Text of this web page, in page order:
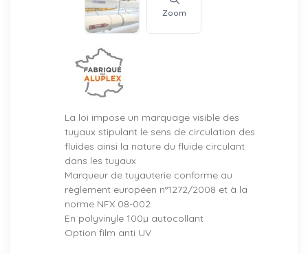
Zoom
La loi impose un marquage visible des
tuyaux stipulant le sens de circulation des
fluides ainsi la nature du fluide circulant
dans les tuyaux
Marqueur de tuyauterie conforme au
règlement européen n°1272/2008 et à la
norme NFX 08-002
En polyvinyle 100µ autocollant
Option film anti UV